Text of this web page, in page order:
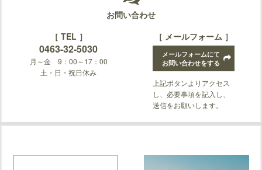
お問い合わせ
［ TEL ］
0463-32-5030
月～金 9：00～17：00
土・日・祝日休み
［ メールフォーム ］
メールフォームにて
お問い合わせをする
上記ボタンよりアクセス
し、必要事項を記入し、
送信をお願いします。